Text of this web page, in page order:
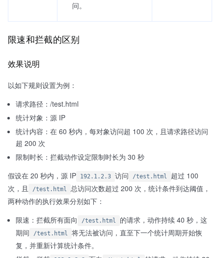
问。
限速和拦截的区别
效果说明
以如下规则设置为例：
请求路径：/test.html
统计对象：源 IP
统计内容：在 60 秒内，每对象访问超 100 次，且请求路径访问
超 200 次
限制时长：拦截动作设定限制时长为 30 秒
假设在 20 秒内，源 IP
192.1.2.3 访问 /test.html
超过 100
次，且
/test.html
总访问次数超过 200 次，统计条件到达阈值，
两种动作的执行效果分别如下：
限速：拦截所有面向
/test.html
的请求，动作持续 40 秒，这
期间
/test.html
将无法被访问，直至下一个统计周期开始恢
复，并重新计算统计条件。